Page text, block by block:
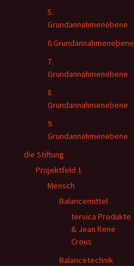
5.
Grundannahmenebene
6.Grundannahmenebene
7.
Grundannahmenebene
8.
Grundannahmenebene
9.
Grundannahmenebene
die Stiftung
Projektfeld 1
Mensch
Balancemittel
tervica Produkte
& Jean Rene
Crous
Balancetechnik